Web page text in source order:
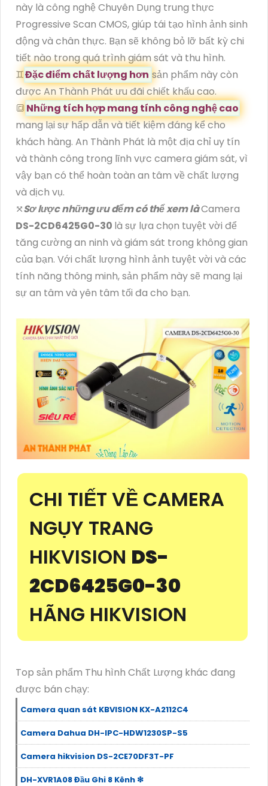
này là công nghệ Chuyên Dụng trung thực
Progressive Scan CMOS, giúp tái tạo hình ảnh sinh
động và chân thực. Bạn sẽ không bỏ lỡ bất kỳ chi
tiết nào trong quá trình giám sát và thu hình.
♊Đặc điểm chất lượng hơn sản phẩm này còn
được An Thành Phát ưu đãi chiết khấu cao.
🔳 Những tích hợp mang tính công nghệ cao
mang lại sự hấp dẫn và tiết kiệm đáng kể cho
khách hàng. An Thành Phát là một địa chỉ uy tín
và thành công trong lĩnh vực camera giám sát, vì
vậy bạn có thể hoàn toàn an tâm về chất lượng
và dịch vụ.
⤧Sơ lược những ưu đểm có thể xem làCamera
DS-2CD6425G0-30 là sự lựa chọn tuyệt vời để
tăng cường an ninh và giám sát trong không gian
của bạn. Với chất lượng hình ảnh tuyệt vời và các
tính năng thông minh, sản phẩm này sẽ mang lại
sự an tâm và yên tâm tối đa cho bạn.
CHI TIẾT VỀ CAMERA
NGỤY TRANG
HIKVISION DS-
2CD6425G0-30
HÃNG HIKVISION
Top sản phẩm Thu hình Chất Lượng khác đang
được bán chạy:
Camera quan sát KBVISION KX-A2112C4
Camera Dahua DH-IPC-HDW1230SP-S5
Camera hikvision DS-2CE70DF3T-PF
DH-XVR1A08 Đầu Ghi 8 Kênh ❇